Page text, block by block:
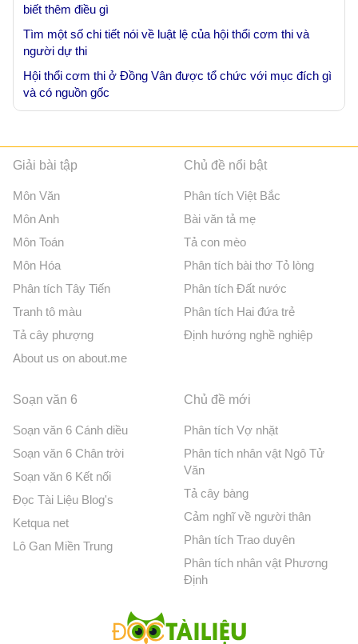
biết thêm điều gì
Tìm một số chi tiết nói về luật lệ của hội thổi cơm thi và
người dự thi
Hội thổi cơm thi ở Đồng Vân được tổ chức với mục đích gì
và có nguồn gốc
Giải bài tập
Môn Văn
Môn Anh
Môn Toán
Môn Hóa
Phân tích Tây Tiến
Tranh tô màu
Tả cây phượng
About us on about.me
Chủ đề nổi bật
Phân tích Việt Bắc
Bài văn tả mẹ
Tả con mèo
Phân tích bài thơ Tỏ lòng
Phân tích Đất nước
Phân tích Hai đứa trẻ
Định hướng nghề nghiệp
Soạn văn 6
Soạn văn 6 Cánh diều
Soạn văn 6 Chân trời
Soạn văn 6 Kết nối
Đọc Tài Liệu Blog's
Ketqua net
Lô Gan Miền Trung
Chủ đề mới
Phân tích Vợ nhặt
Phân tích nhân vật Ngô Tử
Văn
Tả cây bàng
Cảm nghĩ về người thân
Phân tích Trao duyên
Phân tích nhân vật Phương
Định